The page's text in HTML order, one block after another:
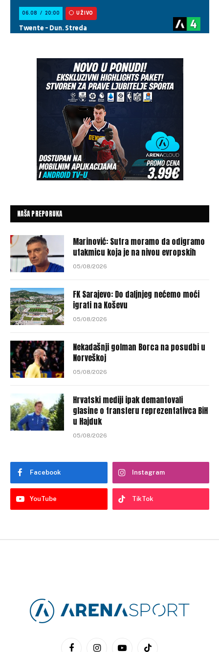
NAŠA PREPORUKA
Marinović: Sutra moramo da odigramo
utakmicu koja je na nivou evropskih
05/08/2026
FK Sarajevo: Do daljnjeg nećemo moći
igrati na Koševu
05/08/2026
Nekadašnji golman Borca na posudbi u
Norveškoj
05/08/2026
Hrvatski mediji ipak demantovali
glasine o transferu reprezentativca BiH
u Hajduk
05/08/2026
Facebook Instagram
YouTube TikTok